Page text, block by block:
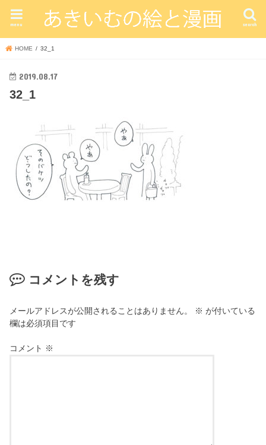
search
menu
HOME 32_1
2019.08.17
32_1
コメントを残す
メールアドレスが公開されることはありません。 ※ が付いている
欄は必須項目です
コメント ※